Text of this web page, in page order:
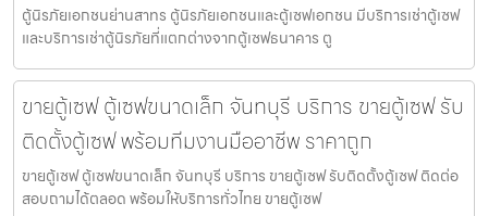
ตู้นิรภัยเอกชนย่านสาทร ตู้นิรภัยเอกชนและตู้เซฟเอกชน มีบริการเช่าตู้เซฟ
และบริการเช่าตู้นิรภัยที่แตกต่างจากตู้เซฟธนาคาร ตู
ขายตู้เซฟ ตู้เซฟขนาดเล็ก จันทบุรี บริการ ขายตู้เซฟ รับ
ติดตั้งตู้เซฟ พร้อมทีมงานมืออาชีพ ราคาถูก
ขายตู้เซฟ ตู้เซฟขนาดเล็ก จันทบุรี บริการ ขายตู้เซฟ รับติดตั้งตู้เซฟ ติดต่อ
สอบถามได้ตลอด พร้อมให้บริการทั่วไทย ขายตู้เซฟ